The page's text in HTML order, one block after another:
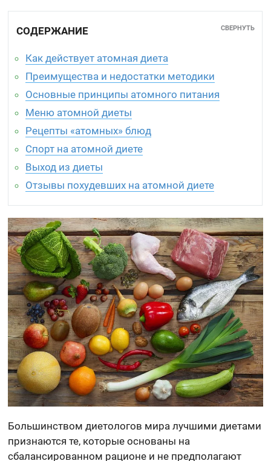
СОДЕРЖАНИЕ СВЕРНУТЬ
Как действует атомная диета
Преимущества и недостатки методики
Основные принципы атомного питания
Меню атомной диеты
Рецепты «атомных» блюд
Спорт на атомной диете
Выход из диеты
Отзывы похудевших на атомной диете
Большинством диетологов мира лучшими диетами
признаются те, которые основаны на
сбалансированном рационе и не предполагают